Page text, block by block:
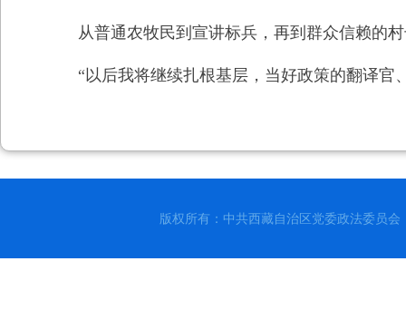
从普通农牧民到宣讲标兵，再到群众信赖的
“以后我将继续扎根基层，当好政策的翻译
版权所有：中共西藏自治区党委政法委员